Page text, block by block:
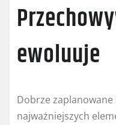
ewoluuje
Dobrze zaplanowane
najważniejszych